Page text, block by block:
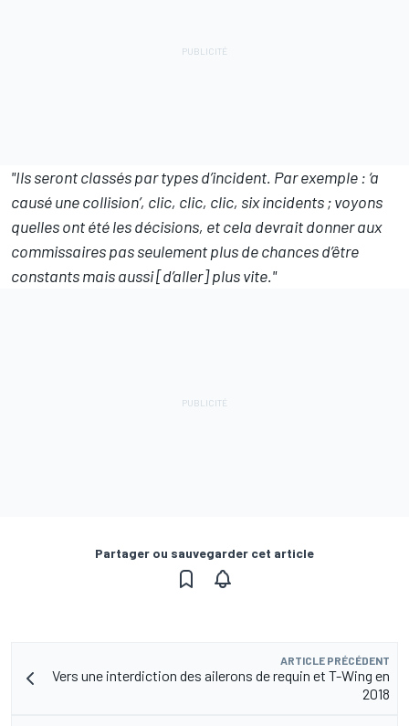
"Ils seront classés par types d’incident. Par exemple : ‘a
causé une collision’, clic, clic, clic, six incidents ; voyons
quelles ont été les décisions, et cela devrait donner aux
commissaires pas seulement plus de chances d’être
constants mais aussi [d’aller] plus vite."
Partager ou sauvegarder cet article
ARTICLE PRÉCÉDENT
Vers une interdiction des ailerons de requin et T-Wing en
2018